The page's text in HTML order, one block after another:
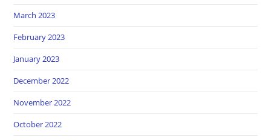
March 2023
February 2023
January 2023
December 2022
November 2022
October 2022